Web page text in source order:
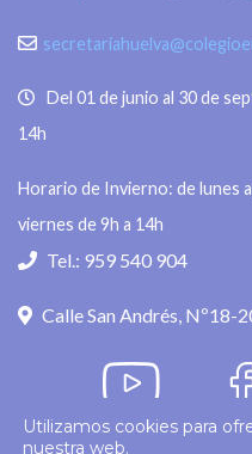
Del 01 de junio al 30 de
14h
Horario de Invierno: de lunes
viernes de 9h a 14h
Tel.: 959 540 904
Calle San Andrés, Nº18-
Utilizamos cookies para
nuestra web.